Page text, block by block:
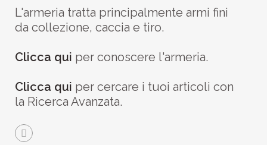
L'armeria tratta principalmente armi fini
da collezione, caccia e tiro.
Clicca qui per conoscere l'armeria.
Clicca qui per cercare i tuoi articoli con
la Ricerca Avanzata.